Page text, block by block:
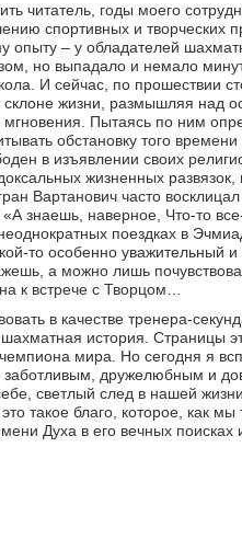
читатель, годы моего
спортивных и творческих
опыту – у обладателей
но выпадало и немало
И сейчас, по прошествии
жизни, размышляя над
Пытаясь по ним
обстановку того
в изъявлении своих
жизненных
Вартанович часто
знаешь, наверное, Что-то
поездках в
то особенно уважительный
а можно лишь
к встрече с Творцом…
в качестве тренера-
история. Страницы
чемпиона мира. Но сегодня я
заботливым, дружелюбным и
светлый след в нашей
такое благо, которое, как
Духа в его вечных поисках